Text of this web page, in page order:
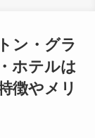
ン・グラ
ホテルは
徴やメリ